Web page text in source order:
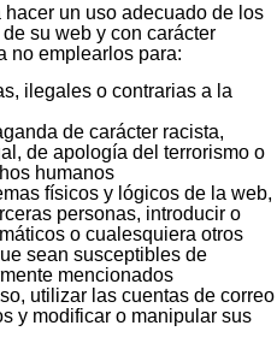
un uso adecuado de los
su web y con carácter
no emplearlos para:
ilegales o contrarias a la
de carácter racista,
de apología del terrorismo o
humanos
físicos y lógicos de la web,
personas, introducir o
o cualesquiera otros
sean susceptibles de
mencionados
utilizar las cuentas de correo
y modificar o manipular sus